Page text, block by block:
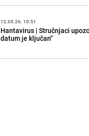
12.05.26. 10:51
Hantavirus | Stručnjaci
datum je ključan"